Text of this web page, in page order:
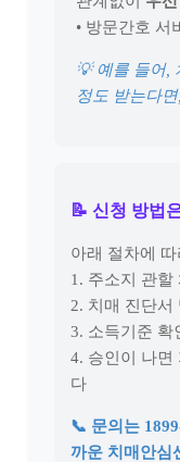
• 방문간호 서
💡 예를 들어,
정도 받는다
📝 신청 방법
아래 절차에
1. 주소지 관할
2. 치매 진단서
3. 소득기준 확
4. 승인이 나면
다
📞 문의는
까운 치매안심